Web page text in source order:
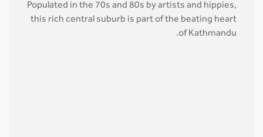
Populated in the 70s and 80s by artists and hippies,
this rich central suburb is part of the beating heart
of Kathmandu
.